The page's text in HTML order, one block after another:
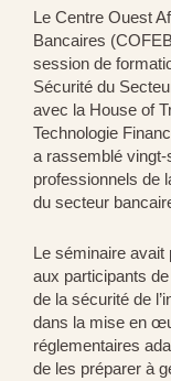
Le Centre Ouest
Bancaires
session de
Sécurité du
avec la House of
Technologie
a rassemblé
professionnels de
du secteur
Le séminaire avait
aux participants
de la sécurité de
dans la mise en
réglementaires
de les préparer à